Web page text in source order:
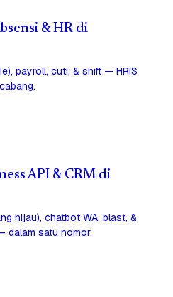
& HR di
payroll, cuti, & shift — HRIS
API & CRM di
hijau), chatbot WA, blast, &
dalam satu nomor.